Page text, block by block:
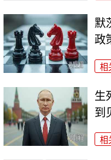
默
政
相
生
到
相